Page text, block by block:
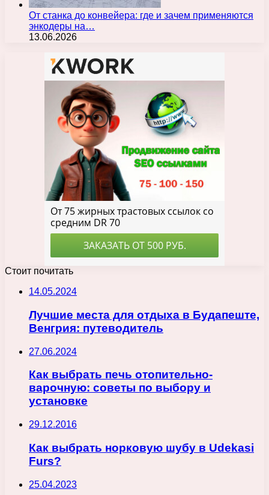
От станка до конвейера: где и зачем применяются
энкодеры на…
13.06.2026
Стоит почитать
14.05.2024
Лучшие места для отдыха в Будапеште,
Венгрия: путеводитель
27.06.2024
Как выбрать печь отопительно-
варочную: советы по выбору и
установке
29.12.2016
Как выбрать норковую шубу в Udekasi
Furs?
25.04.2023